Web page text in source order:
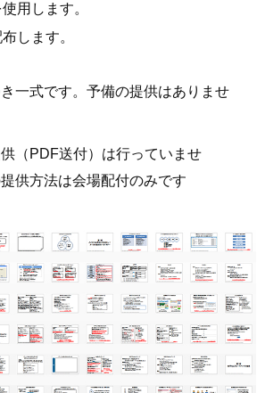
用します。
します。
一式です。予備の提供はありませ
（PDF送付）は行っていませ
供方法は会場配付のみです